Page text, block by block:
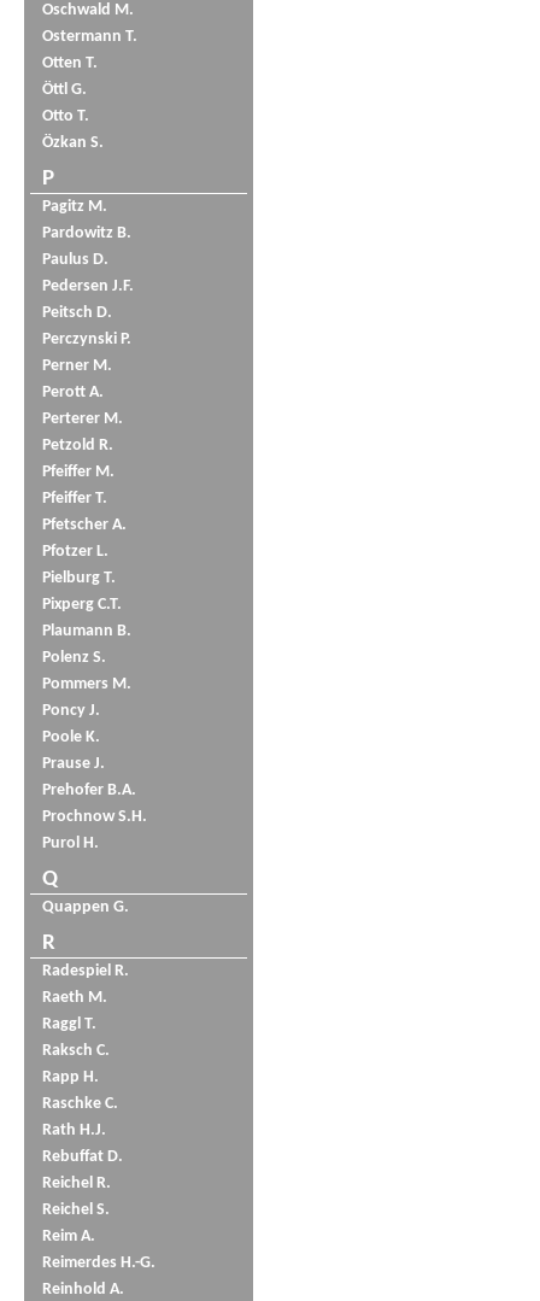
Oschwald M.
Ostermann T.
Otten T.
Öttl G.
Otto T.
Özkan S.
P
Pagitz M.
Pardowitz B.
Paulus D.
Pedersen J.F.
Peitsch D.
Perczynski P.
Perner M.
Perott A.
Perterer M.
Petzold R.
Pfeiffer M.
Pfeiffer T.
Pfetscher A.
Pfotzer L.
Pielburg T.
Pixperg C.T.
Plaumann B.
Polenz S.
Pommers M.
Poncy J.
Poole K.
Prause J.
Prehofer B.A.
Prochnow S.H.
Purol H.
Q
Quappen G.
R
Radespiel R.
Raeth M.
Raggl T.
Raksch C.
Rapp H.
Raschke C.
Rath H.J.
Rebuffat D.
Reichel R.
Reichel S.
Reim A.
Reimerdes H.-G.
Reinhold A.